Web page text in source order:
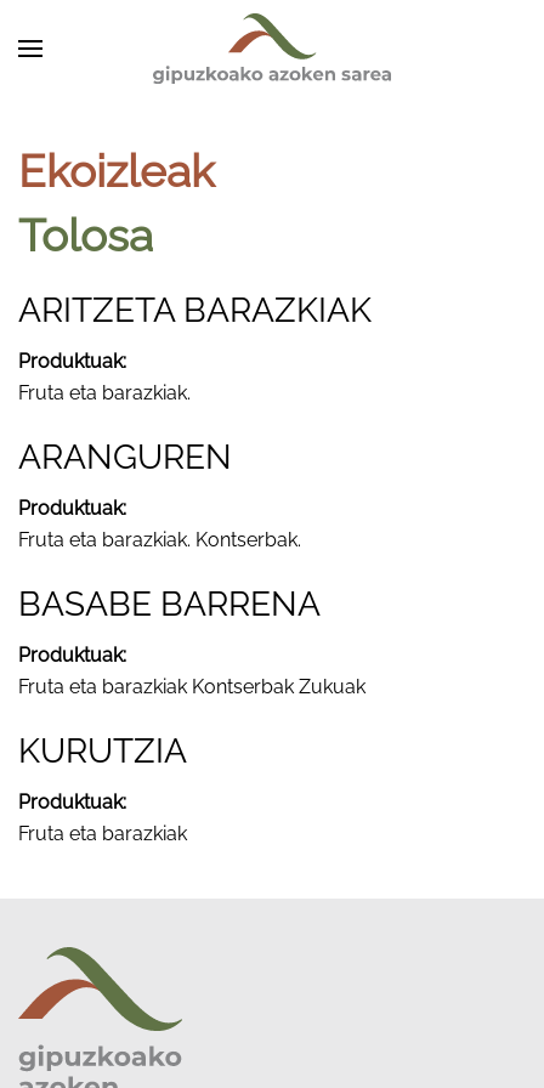
Ekoizleak
Tolosa
ARITZETA BARAZKIAK
Produktuak:
Fruta eta barazkiak.
ARANGUREN
Produktuak:
Fruta eta barazkiak. Kontserbak.
BASABE BARRENA
Produktuak:
Fruta eta barazkiak Kontserbak Zukuak
KURUTZIA
Produktuak:
Fruta eta barazkiak